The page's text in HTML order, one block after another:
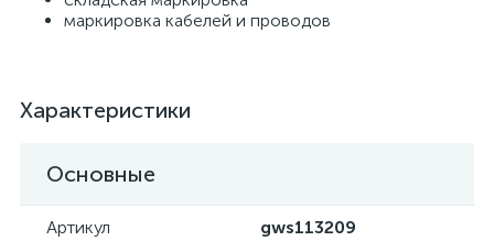
маркировка кабелей и проводов
Характеристики
Основные
Артикул
gws113209